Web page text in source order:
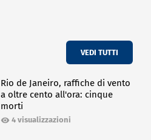
VEDI TUTTI
Rio de Janeiro, raffiche di vento
a oltre cento all'ora: cinque
morti
4 visualizzazioni